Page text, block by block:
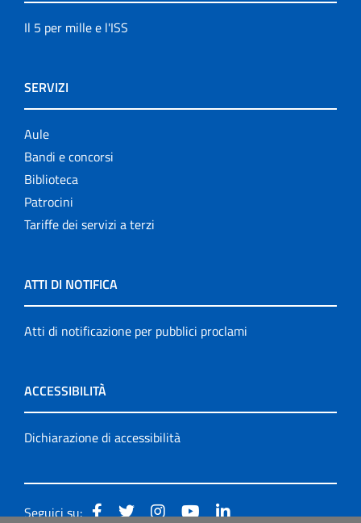
Il 5 per mille e l'ISS
SERVIZI
Aule
Bandi e concorsi
Biblioteca
Patrocini
Tariffe dei servizi a terzi
ATTI DI NOTIFICA
Atti di notificazione per pubblici proclami
ACCESSIBILITÀ
Dichiarazione di accessibilità
Seguici su: